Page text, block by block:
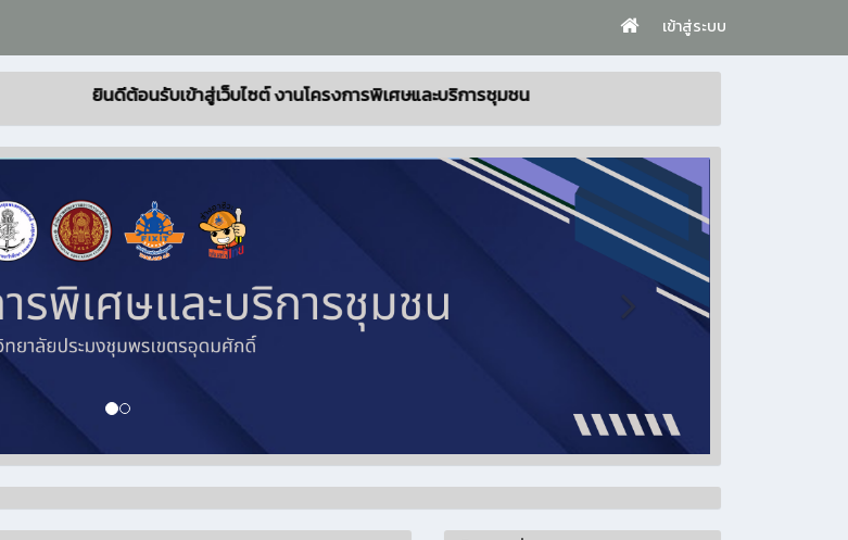
เข้าสู่ระบบ
ยินดีต้อนรับเข้าสู่เว็บไซต์ งานโครงการพิเศษและบริการชุมชน